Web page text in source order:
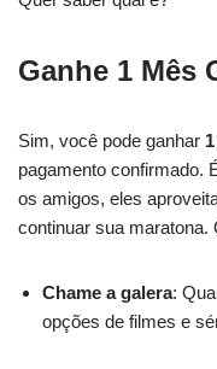
Ganhe 1 Mês
Sim, você pode ganhar
pagamento confirmado.
os amigos, eles
continuar sua maratona.
Chame a galera:
opções de filmes e